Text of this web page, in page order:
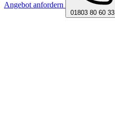
Angebot anfordern
01803 80 60 33